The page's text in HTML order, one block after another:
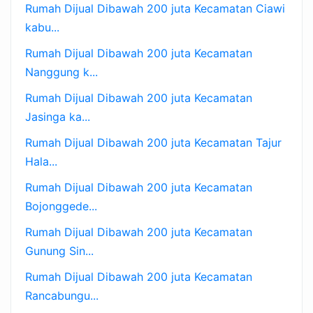
Rumah Dijual Dibawah 200 juta Kecamatan Ciawi
kabu...
Rumah Dijual Dibawah 200 juta Kecamatan
Nanggung k...
Rumah Dijual Dibawah 200 juta Kecamatan
Jasinga ka...
Rumah Dijual Dibawah 200 juta Kecamatan Tajur
Hala...
Rumah Dijual Dibawah 200 juta Kecamatan
Bojonggede...
Rumah Dijual Dibawah 200 juta Kecamatan
Gunung Sin...
Rumah Dijual Dibawah 200 juta Kecamatan
Rancabungu...